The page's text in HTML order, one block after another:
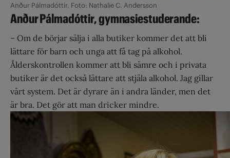
Anður Pálmadóttir. Foto: Nathalie C. Andersson
Anður Pálmadóttir, gymnasie­studerande:
– Om de börjar sälja i alla butiker kommer det att bli
lättare för barn och unga att få tag på alkohol.
Ålderskontrollen kommer att bli sämre och i privata
butiker är det också lättare att stjäla alkohol. Jag gillar
vårt system. Det är dyrare än i andra länder, men det
är bra. Det gör att man dricker mindre.